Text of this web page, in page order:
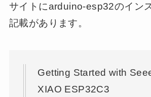
サイトにarduino-esp32のイン
記載があります。
Getting Started with
XIAO ESP32C3